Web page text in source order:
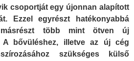
csoportját egy újonnan alapított
Ezzel egyrészt hatékonyabbá
másrészt több mint ötven új
A bővüléshez, illetve az új cég
szükséges külső